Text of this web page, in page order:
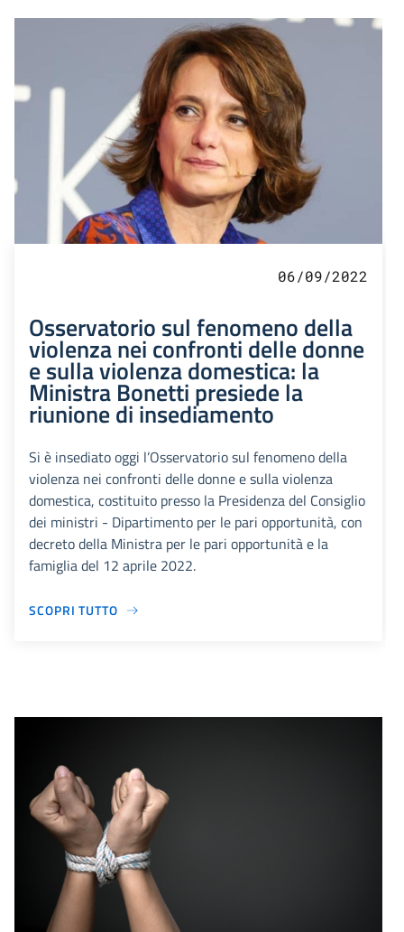
06/09/2022
Osservatorio sul fenomeno della
violenza nei confronti delle donne
e sulla violenza domestica: la
Ministra Bonetti presiede la
riunione di insediamento
Si è insediato oggi l’Osservatorio sul fenomeno della
violenza nei confronti delle donne e sulla violenza
domestica, costituito presso la Presidenza del Consiglio
dei ministri - Dipartimento per le pari opportunità, con
decreto della Ministra per le pari opportunità e la
famiglia del 12 aprile 2022.
SCOPRI TUTTO